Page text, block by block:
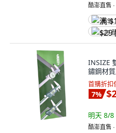
酷澎直售
满
$29
INSIZE
鏽鋼材
首購折扣
7%
明天 8/8
酷澎直售